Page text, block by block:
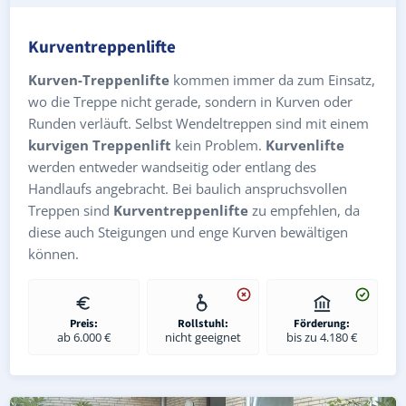
Kurventreppenlifte
Kurven-Treppenlifte kommen immer da zum Einsatz,
wo die Treppe nicht gerade, sondern in Kurven oder
Runden verläuft. Selbst Wendeltreppen sind mit einem
kurvigen Treppenlift kein Problem. Kurvenlifte
werden entweder wandseitig oder entlang des
Handlaufs angebracht. Bei baulich anspruchsvollen
Treppen sind Kurventreppenlifte zu empfehlen, da
diese auch Steigungen und enge Kurven bewältigen
können.
Preis:
ab 6.000 €
Rollstuhl:
nicht geeignet
Förderung:
bis zu 4.180 €